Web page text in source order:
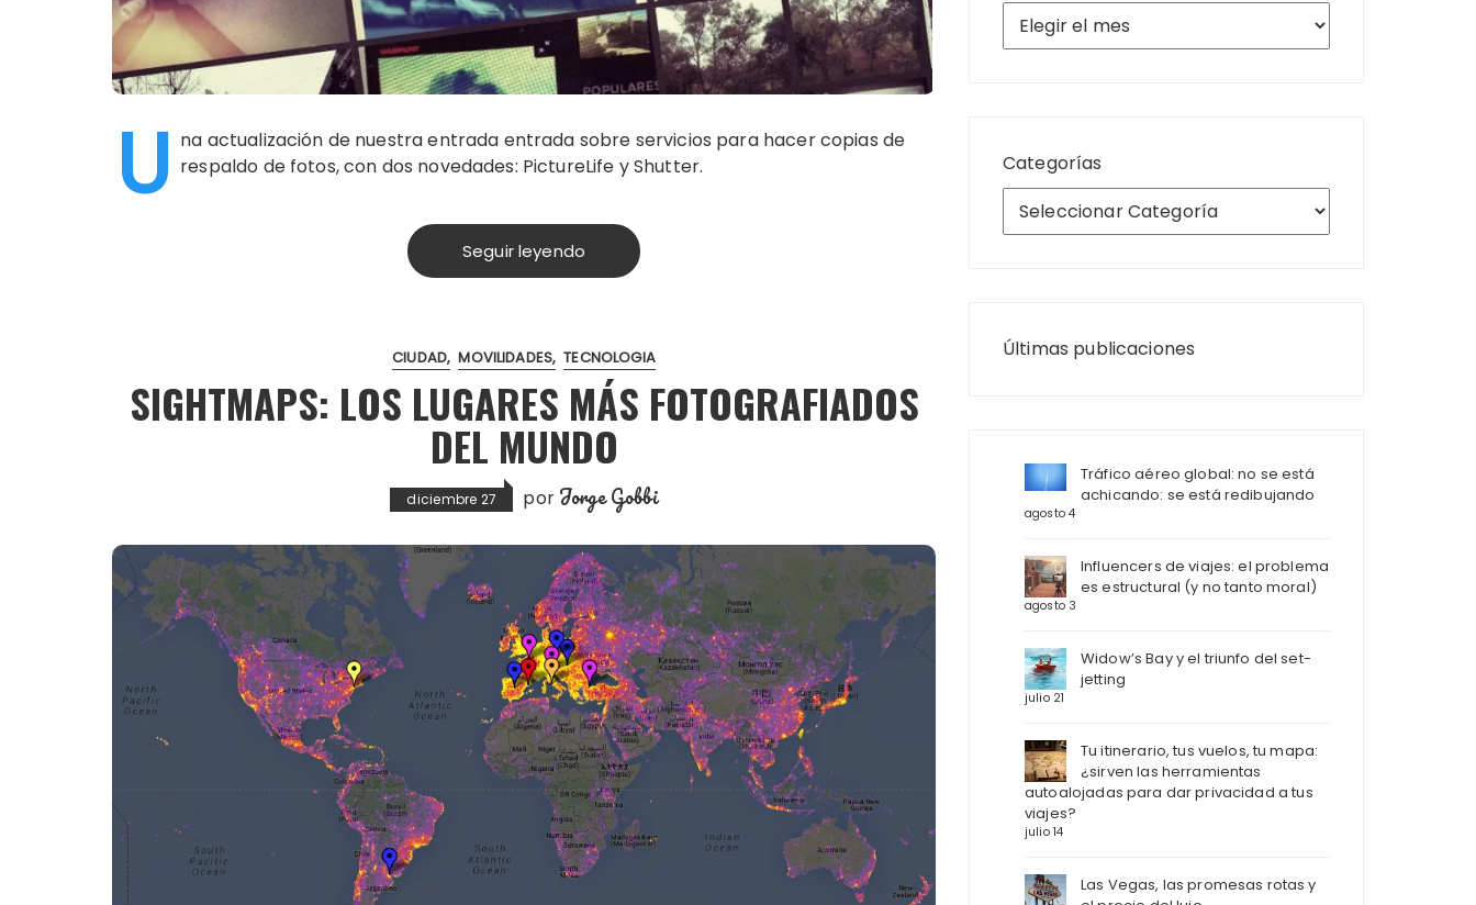
U na actualización de nuestra entrada entrada sobre servicios para hacer copias de
respaldo de fotos, con dos novedades: PictureLife y Shutter.
Seguir leyendo
CIUDAD MOVILIDADES TECNOLOGIA
SIGHTMAPS: LOS LUGARES MÁS FOTOGRAFIADOS
DEL MUNDO
diciembre 27 por Jorge Gobbi
Archivos
Categorías
Últimas publicaciones
Tráfico aéreo global: no se está
achicando: se está redibujando
agosto 4
Influencers de viajes: el problema
es estructural (y no tanto moral)
agosto 3
Widow’s Bay y el triunfo del set-
jetting
julio 21
Tu itinerario, tus vuelos, tu mapa:
¿sirven las herramientas
autoalojadas para dar privacidad a tus
viajes?
julio 14
Las Vegas, las promesas rotas y